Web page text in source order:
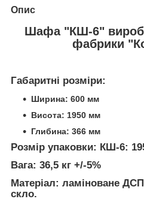
Опис
Шафа "КШ-6"
фабрики
Габаритні розміри:
Ширина: 600 мм
Висота: 1950 мм
Глибина: 366 мм
Розмір упаковки: КШ-6:
Вага: 36,5 кг +/-5%
Матеріал: ламіноване
скло.